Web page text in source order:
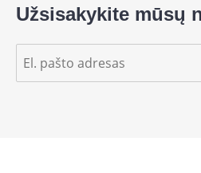
Užsisakykite mūsų